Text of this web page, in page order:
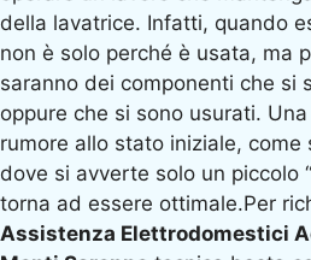
della lavatrice. Infatti, quando
non è solo perché è usata, ma
saranno dei componenti che si
oppure che si sono usurati.
rumore allo stato iniziale, come
dove si avverte solo un piccolo
torna ad essere ottimale.Per
Assistenza Elettrodomestici